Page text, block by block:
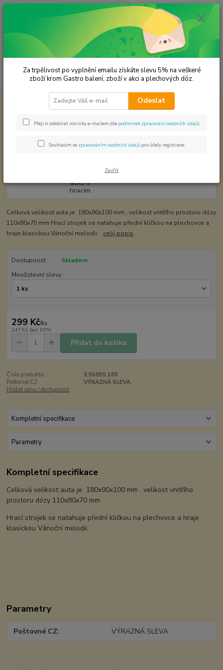
Menu
Hledat
ks
za 0,00 Kč
Plechové dózy - kořenky Vánoční auto s hracím strojkem
Vánoční auto s hracím strojkem
Celková velikost auta je 180x90x100 mm , velikost vnitřího prostoru dózy
110x80x70 mm Hrací strojek se natahuje přední kličkou na plechovce a
hraje klasickou Vánoční melodii. celý popis
Dostupnost
Skladem
Množstevní slevy:
299 Kč/ks
247 Kč bez DPH
Přidat do košíku
Číslo produktu:
3,55055,105
Poštovné CZ:
VÝRAZNÁ SLEVA
Hlídat cenu / dostupnost
Kompletní specifikace
Parametry
Kompletní specifikace
Celková velikost auta je 180x90x100 mm , velikost vnitřího
prostoru dózy 110x80x70 mm
Hrací strojek se natahuje přední kličkou na plechovce a hraje
klasickou Vánoční melodii.
Parametry
Poštovné CZ VÝRAZNÁ SLEVA
Za trpělivost po vyplnění emailu získáte slevu 5% na veškeré
zboží krom Gastro balení, zboží v akci a plechových dóz.
Odeslat
Přeji si odebírat novinky e-mailem dle podmínek zpracování osobních údajů
Souhlasím se zpracováním osobních údajů pro účely registrace.
Zavřít